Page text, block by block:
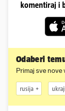
komentiraj i
Odaberi
Primaj sve nove
rusija